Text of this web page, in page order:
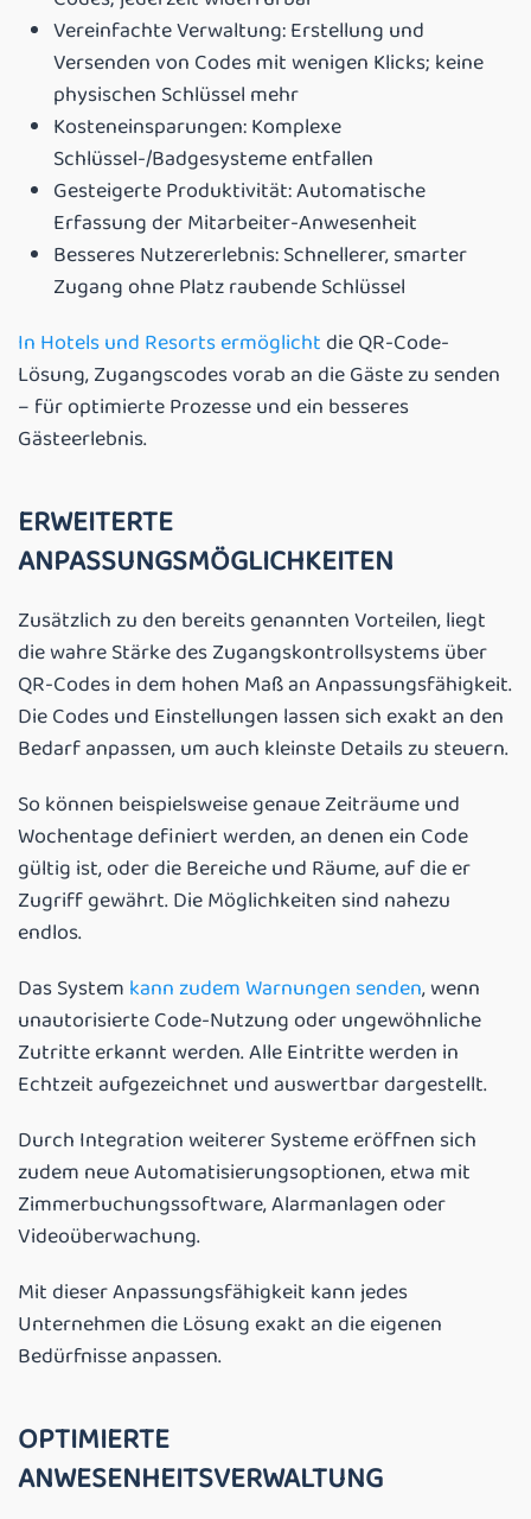
Vereinfachte Verwaltung: Erstellung und
Versenden von Codes mit wenigen Klicks; keine
physischen Schlüssel mehr
Kosteneinsparungen: Komplexe
Schlüssel-/Badgesysteme entfallen
Gesteigerte Produktivität: Automatische
Erfassung der Mitarbeiter-Anwesenheit
Besseres Nutzererlebnis: Schnellerer, smarter
Zugang ohne Platz raubende Schlüssel
In Hotels und Resorts ermöglicht die QR-Code-
Lösung, Zugangscodes vorab an die Gäste zu senden
– für optimierte Prozesse und ein besseres
Gästeerlebnis.
ERWEITERTE
ANPASSUNGSMÖGLICHKEITEN
Zusätzlich zu den bereits genannten Vorteilen, liegt
die wahre Stärke des Zugangskontrollsystems über
QR-Codes in dem hohen Maß an Anpassungsfähigkeit.
Die Codes und Einstellungen lassen sich exakt an den
Bedarf anpassen, um auch kleinste Details zu steuern.
So können beispielsweise genaue Zeiträume und
Wochentage definiert werden, an denen ein Code
gültig ist, oder die Bereiche und Räume, auf die er
Zugriff gewährt. Die Möglichkeiten sind nahezu
endlos.
Das System kann zudem Warnungen senden, wenn
unautorisierte Code-Nutzung oder ungewöhnliche
Zutritte erkannt werden. Alle Eintritte werden in
Echtzeit aufgezeichnet und auswertbar dargestellt.
Durch Integration weiterer Systeme eröffnen sich
zudem neue Automatisierungsoptionen, etwa mit
Zimmerbuchungssoftware, Alarmanlagen oder
Videoüberwachung.
Mit dieser Anpassungsfähigkeit kann jedes
Unternehmen die Lösung exakt an die eigenen
Bedürfnisse anpassen.
OPTIMIERTE
ANWESENHEITSVERWALTUNG